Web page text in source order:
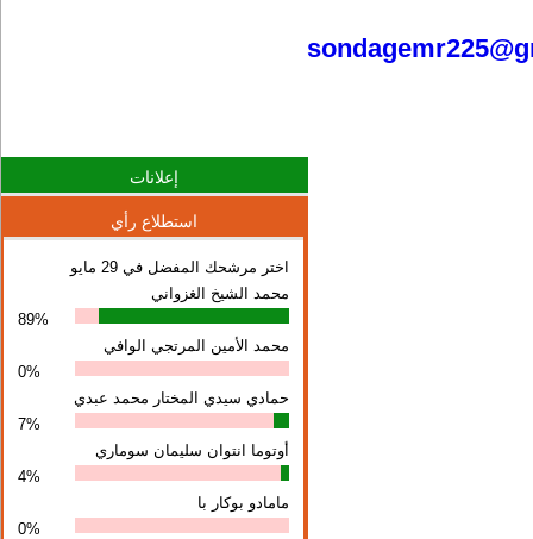
إعلانات
استطلاع رأي
اختر مرشحك المفضل في 29 مايو
محمد الشيخ الغزواني
89%
محمد الأمين المرتجي الوافي
0%
حمادي سيدي المختار محمد عبدي
7%
أوتوما انتوان سلیمان سوماري
4%
مامادو بوكار با
0%